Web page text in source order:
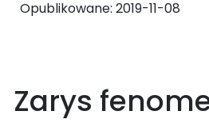
Opublikowane: 2019-11-08
Zarys